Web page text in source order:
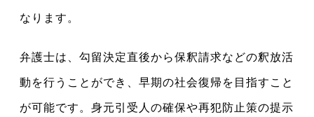
なります。
弁護士は、勾留決定直後から保釈請求などの釈放活
動を行うことができ、早期の社会復帰を目指すこと
が可能です。身元引受人の確保や再犯防止策の提示